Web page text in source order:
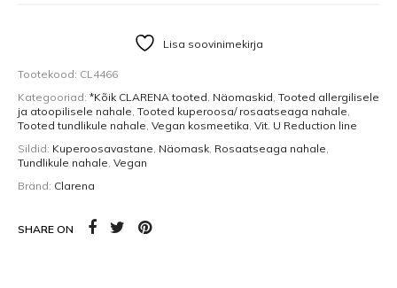
Lisa soovinimekirja
Tootekood: CL4466
Kategooriad: *Kõik CLARENA tooted, Näomaskid, Tooted allergilisele
ja atoopilisele nahale, Tooted kuperoosa/ rosaatseaga nahale,
Tooted tundlikule nahale, Vegan kosmeetika, Vit. U Reduction line
Sildid: Kuperoosavastane, Näomask, Rosaatseaga nahale,
Tundlikule nahale, Vegan
Bränd: Clarena
SHARE ON